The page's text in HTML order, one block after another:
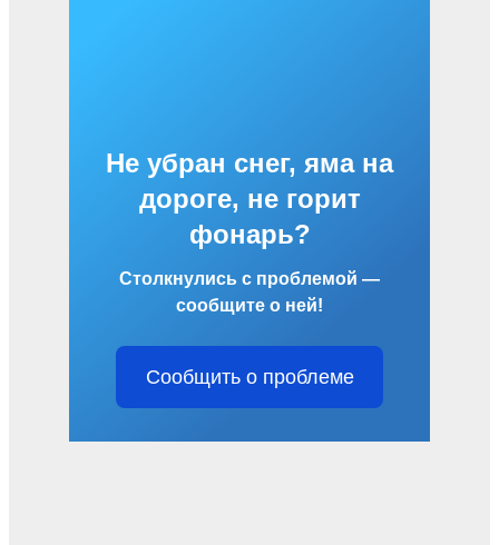
Не убран снег, яма на
дороге, не горит
фонарь?
Столкнулись с проблемой —
сообщите о ней!
Сообщить о проблеме